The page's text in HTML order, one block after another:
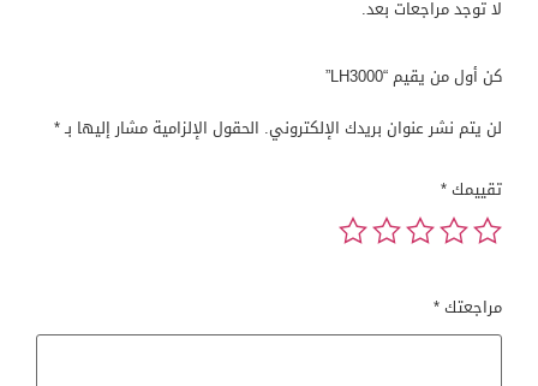
لا توجد مراجعات بعد.
كن أول من يقيم “LH3000”
لن يتم نشر عنوان بريدك الإلكتروني. الحقول الإلزامية مشار إليها بـ*
تقييمك*
مراجعتك*